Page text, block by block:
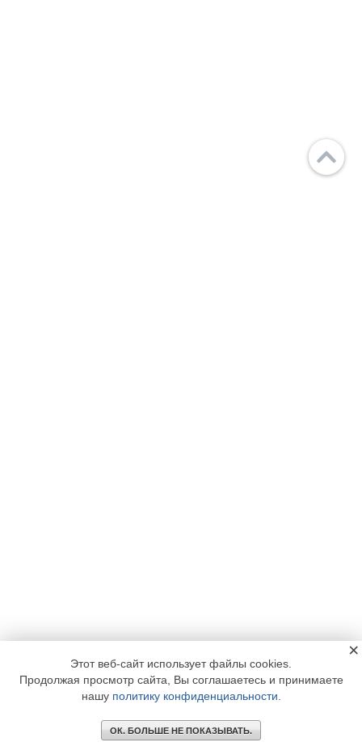
Этот веб-сайт использует файлы cookies.
Продолжая просмотр сайта, Вы соглашаетесь и принимаете
нашу политику конфиденциальности
ОК. БОЛЬШЕ НЕ ПОКАЗЫВАТЬ.
×